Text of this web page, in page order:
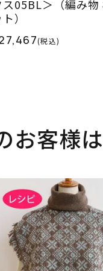
ス05BL＞（編み物
）
(税込)
お客様